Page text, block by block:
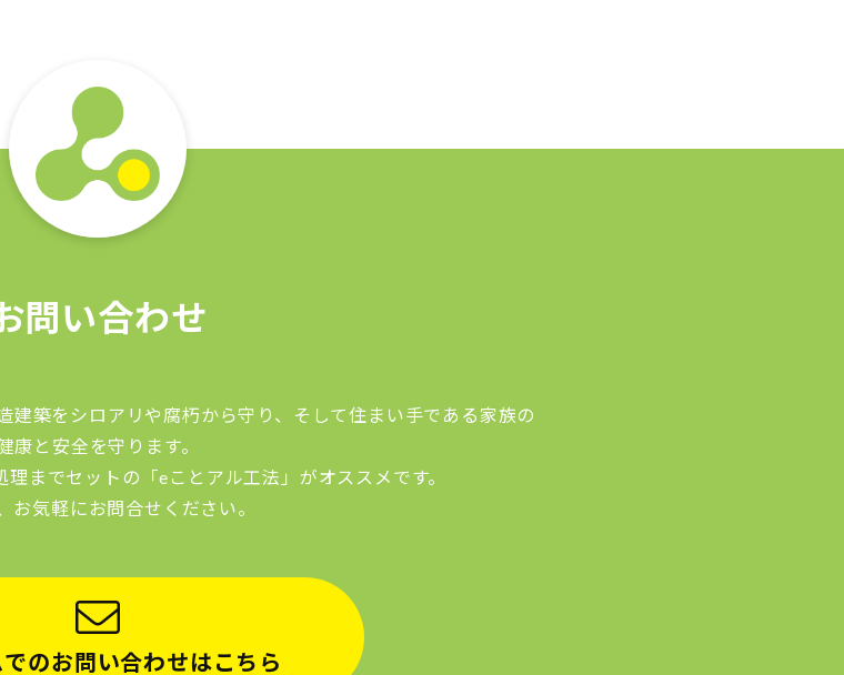
問い合わせ
建築をシロアリや腐朽から守り、そして住まい手である家族の
康と安全を守ります。
までセットの「eことアル工法」がオススメです。
お気軽にお問合せください。
のお問い合わせはこちら